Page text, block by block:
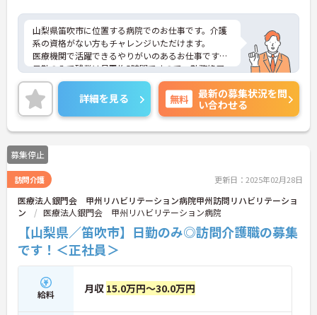
山梨県笛吹市に位置する病院でのお仕事です。介護
系の資格がない方もチャレンジいただけます。
医療機関で活躍できるやりがいのあるお仕事です。
日勤のみで残業は月平均5時間ですので、勤務終了
後の予定も立てやすいです。
昇給や賞与制度があり頑張りが評価されてしっかり
と職員に還元されます。
ご興味ある方には、面接対策ポイントなど、さらに
詳細をお話しいたしますのでお気軽にご相談くださ
い！
詳細を見る 無料
最新の募集状況を問
い合わせる
募集停止
訪問介護 更新日：2025年02月28日
医療法人銀門会 甲州リハビリテーション病院甲州訪問リハビリテーショ
ン
医療法人銀門会 甲州リハビリテーション病院
【山梨県／笛吹市】日勤のみ◎訪問介護職の募集
です！＜正社員＞
給料 月収 15.0万円～30.0万円